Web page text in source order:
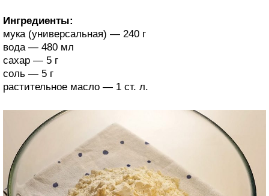
Ингредиенты:
мука (универсальная) — 240 г
вода — 480 мл
сахар — 5 г
соль — 5 г
растительное масло — 1 ст. л.